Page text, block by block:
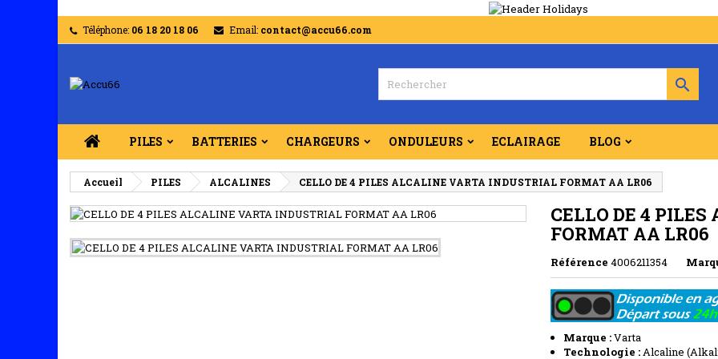
Téléphone: 06 18 20 18 06 Email: contact@accu66.com

PILES BATTERIES CHARGEURS ONDULEURS ECLAIRAGE BLOG
Accueil PILES ALCALINES CELLO DE 4 PILES ALCALINE VARTA INDUSTRIAL FORMAT AA LR06
CELLO DE 4
FORMAT AA LR06
Référence 4006211354
Marque :Varta
Technologie :Alcaline